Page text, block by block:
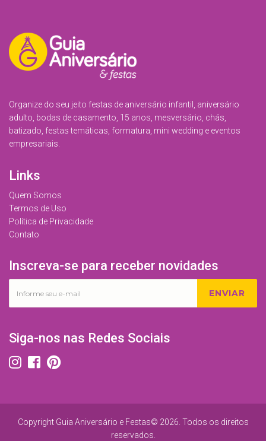
Organize do seu jeito festas de aniversário infantil, aniversário
adulto, bodas de casamento, 15 anos, mesversário, chás,
batizado, festas temáticas, formatura, mini wedding e eventos
empresariais.
Links
Quem Somos
Termos de Uso
Política de Privacidade
Contato
Inscreva-se para receber novidades
ENVIAR
Siga-nos nas Redes Sociais
Copyright Guia Aniversário e Festas© 2026. Todos os direitos
reservados.